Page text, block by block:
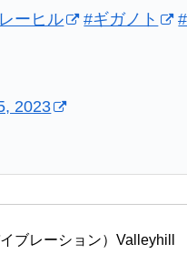
ーヒル #ギガノト
2023
ブレーション）Valleyhill